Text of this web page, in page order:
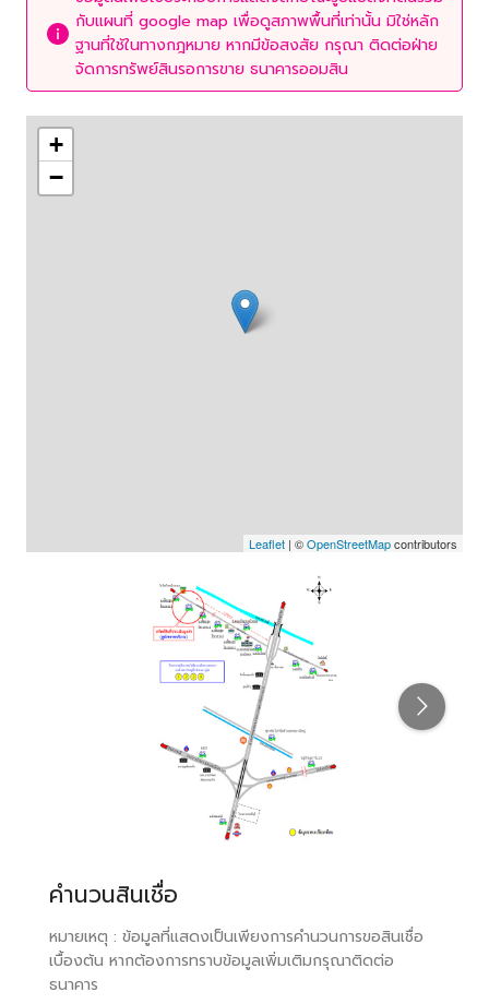
กับแผนที่ google map เพื่อดูสภาพพื้นที่เท่านั้น มิใช่หลัก
ฐานที่ใช้ในทางกฎหมาย หากมีข้อสงสัย กรุณา ติดต่อฝ่าย
จัดการทรัพย์สินรอการขาย ธนาคารออมสิน
+
−
Leaflet | ©OpenStreetMapcontributors
คำนวนสินเชื่อ
หมายเหตุ : ข้อมูลที่แสดงเป็นเพียงการคำนวนการขอสินเชื่อ
เบื้องต้น หากต้องการทราบข้อมูลเพิ่มเติมกรุณาติดต่อ
ธนาคาร